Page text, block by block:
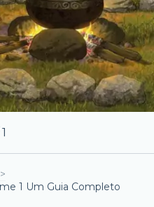
1
>
1 Um Guia Completo